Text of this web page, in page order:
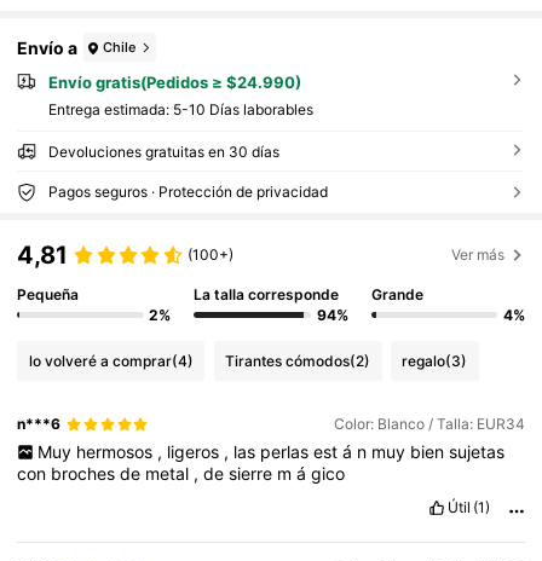
Envío a Chile
Envío gratis(Pedidos ≥ $24.990)
Entrega estimada: 5-10 Días laborables
Devoluciones gratuitas en 30 días
Pagos seguros · Protección de privacidad
4,81 (100+) Ver más
Pequeña
2%
La talla corresponde
94%
Grande
4%
lo volveré a comprar(4) Tirantes cómodos(2) regalo(3)
n***6 Color: Blanco / Talla: EUR34
Muy hermosos , ligeros , las perlas est á n muy bien sujetas
con brochesde metal ,desierre mágico
Útil (1)